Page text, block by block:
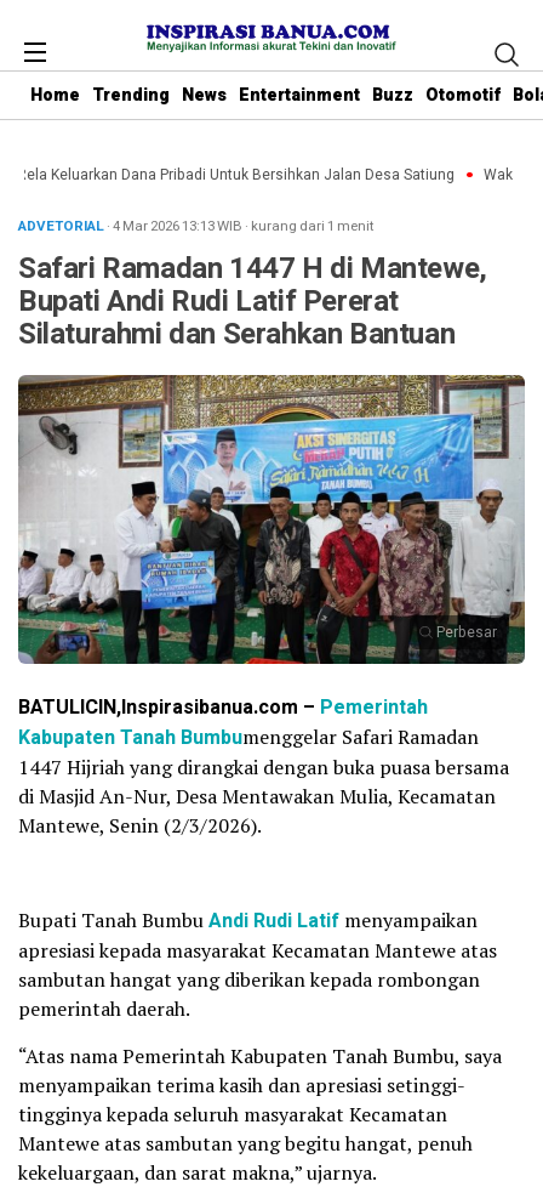
Home Trending News Entertainment Buzz Otomotif
Keluarkan Dana Pribadi Untuk Bersihkan Jalan Desa Satiung Waket
ADVETORIAL· 4 Mar 202613:13WIB · kurang dari 1 menit
Safari Ramadan 1447 H di Mantewe,
Bupati Andi Rudi Latif Pererat
Silaturahmi dan Serahkan Bantuan
Perbesar
BATULICIN,Inspirasibanua.com – Pemerintah
Kabupaten Tanah Bumbumenggelar Safari Ramadan
1447 Hijriah yang dirangkai dengan buka puasa bersama
di Masjid An-Nur, Desa Mentawakan Mulia, Kecamatan
Mantewe, Senin (2/3/2026).
Bupati Tanah BumbuAndi Rudi Latif menyampaikan
apresiasi kepada masyarakat Kecamatan Mantewe atas
sambutan hangat yang diberikan kepada rombongan
pemerintah daerah.
“Atas nama Pemerintah Kabupaten Tanah Bumbu, saya
menyampaikan terima kasih dan apresiasi setinggi-
tingginya kepada seluruh masyarakat Kecamatan
Mantewe atas sambutan yang begitu hangat, penuh
kekeluargaan, dan sarat makna,” ujarnya.